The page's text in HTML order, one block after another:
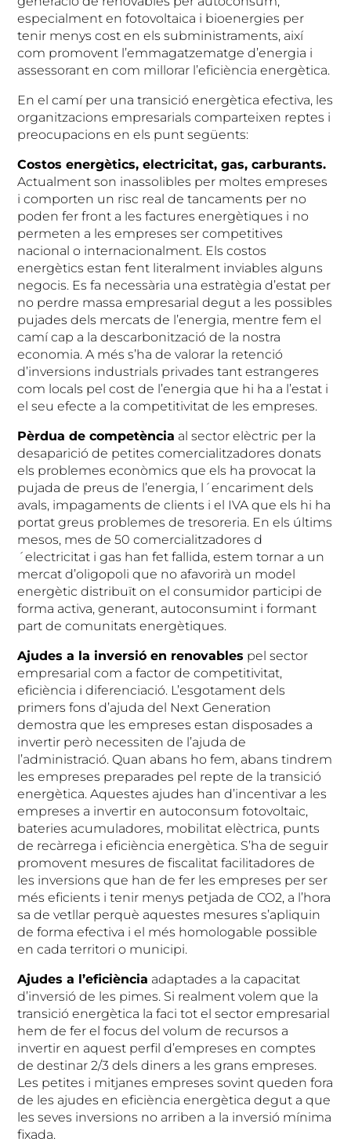
especialment en fotovoltaica i bioenergies per
tenir menys cost en els subministraments, així
com promovent l’emmagatzematge d’energia i
assessorant en com millorar l’eficiència energètica.
En el camí per una transició energètica efectiva, les
organitzacions empresarials comparteixen reptes i
preocupacions en els punt següents:
Costos energètics, electricitat, gas, carburants.
Actualment son inassolibles per moltes empreses
i comporten un risc real de tancaments per no
poden fer front a les factures energètiques i no
permeten a les empreses ser competitives
nacional o internacionalment. Els costos
energètics estan fent literalment inviables alguns
negocis. Es fa necessària una estratègia d’estat per
no perdre massa empresarial degut a les possibles
pujades dels mercats de l’energia, mentre fem el
camí cap a la descarbonització de la nostra
economia. A més s’ha de valorar la retenció
d’inversions industrials privades tant estrangeres
com locals pel cost de l’energia que hi ha a l’estat i
el seu efecte a la competitivitat de les empreses.
Pèrdua de competència al sector elèctric per la
desaparició de petites comercialitzadores donats
els problemes econòmics que els ha provocat la
pujada de preus de l’energia, l´encariment dels
avals, impagaments de clients i el IVA que els hi ha
portat greus problemes de tresoreria. En els últims
mesos, mes de 50 comercialitzadores d
´electricitat i gas han fet fallida, estem tornar a un
mercat d’oligopoli que no afavorirà un model
energètic distribuït on el consumidor participi de
forma activa, generant, autoconsumint i formant
part de comunitats energètiques.
Ajudes a la inversió en renovables pel sector
empresarial com a factor de competitivitat,
eficiència i diferenciació. L’esgotament dels
primers fons d’ajuda del Next Generation
demostra que les empreses estan disposades a
invertir però necessiten de l’ajuda de
l’administració. Quan abans ho fem, abans tindrem
les empreses preparades pel repte de la transició
energètica. Aquestes ajudes han d’incentivar a les
empreses a invertir en autoconsum fotovoltaic,
bateries acumuladores, mobilitat elèctrica, punts
de recàrrega i eficiència energètica. S’ha de seguir
promovent mesures de fiscalitat facilitadores de
les inversions que han de fer les empreses per ser
més eficients i tenir menys petjada de CO2, a l’hora
sa de vetllar perquè aquestes mesures s’apliquin
de forma efectiva i el més homologable possible
en cada territori o municipi.
Ajudes a l’eficiència adaptades a la capacitat
d’inversió de les pimes. Si realment volem que la
transició energètica la faci tot el sector empresarial
hem de fer el focus del volum de recursos a
invertir en aquest perfil d’empreses en comptes
de destinar 2/3 dels diners a les grans empreses.
Les petites i mitjanes empreses sovint queden fora
de les ajudes en eficiència energètica degut a que
les seves inversions no arriben a la inversió mínima
fixada.